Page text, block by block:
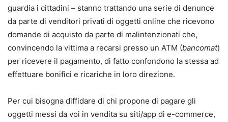
guardia i cittadini – stanno trattando una serie di denunce
da parte di venditori privati di oggetti online che ricevono
domande di acquisto da parte di malintenzionati che,
convincendo la vittima a recarsi presso un ATM (bancomat)
per ricevere il pagamento, di fatto confondono la stessa ad
effettuare bonifici e ricariche in loro direzione.
Per cui bisogna diffidare di chi propone di pagare gli
oggetti messi da voi in vendita su siti/app di e-commerce,